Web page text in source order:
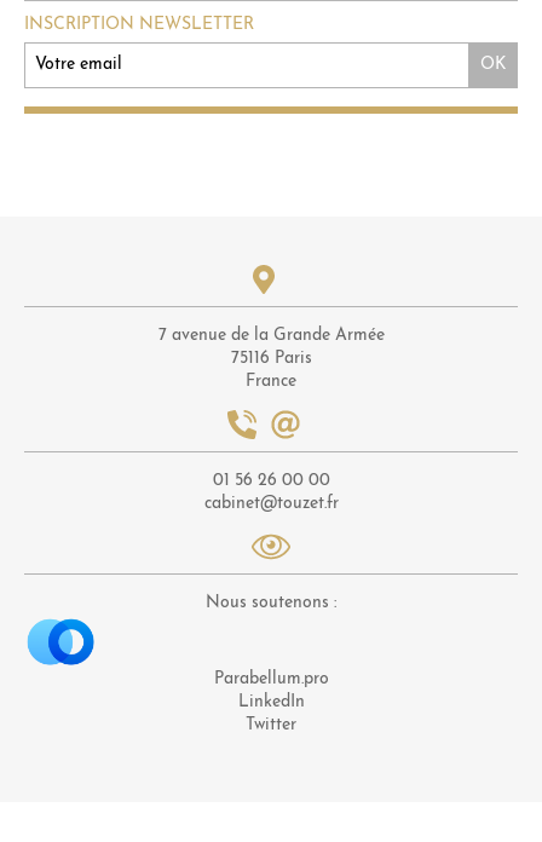
INSCRIPTION NEWSLETTER
7 avenue de la Grande Armée
75116 Paris
France
01 56 26 00 00
cabinet@touzet.fr
Nous soutenons :
Parabellum.pro
LinkedIn
Twitter